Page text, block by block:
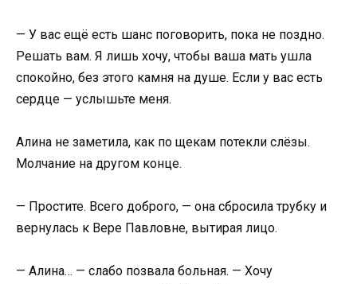
— У вас ещё есть шанс поговорить, пока не поздно.
Решать вам. Я лишь хочу, чтобы ваша мать ушла
спокойно, без этого камня на душе. Если у вас есть
сердце — услышьте меня.
Алина не заметила, как по щекам потекли слёзы.
Молчание на другом конце.
— Простите. Всего доброго, — она сбросила трубку и
вернулась к Вере Павловне, вытирая лицо.
— Алина… — слабо позвала больная. — Хочу